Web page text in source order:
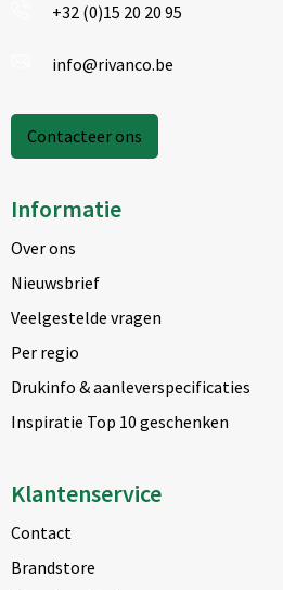
+32 (0)15 20 20 95
info@rivanco.be
Contacteer ons
Informatie
Over ons
Nieuwsbrief
Veelgestelde vragen
Per regio
Drukinfo & aanleverspecificaties
Inspiratie Top 10 geschenken
Klantenservice
Contact
Brandstore